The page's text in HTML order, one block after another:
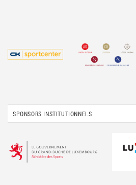
SPONSORS INSTITUTIONNELS